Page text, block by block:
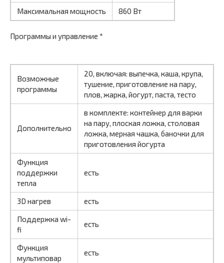
Максимальная мощность
860 Вт
Программы и управление *
Возможные
программы
20, включая: выпечка, каша, крупа,
тушение, приготовление на пару,
плов, жарка, йогурт, паста, тесто
Дополнительно
в комплекте: контейнер для варки
на пару, плоская ложка, столовая
ложка, мерная чашка, баночки для
приготовления йогурта
Функция
поддержки
тепла
есть
3D нагрев
есть
Поддержка wi-
fi
есть
Функция
мультиповар
есть